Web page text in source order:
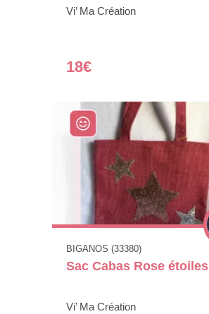
Vi’ Ma Création
18€
BIGANOS (33380)
Sac Cabas Rose étoiles
Vi’ Ma Création